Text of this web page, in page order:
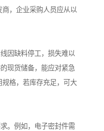
商，企业采购人员应从以
因缺料停工，损失难以
现货储备，能应对紧急
规格，若库存充足，可大
。例如，电子密封件需